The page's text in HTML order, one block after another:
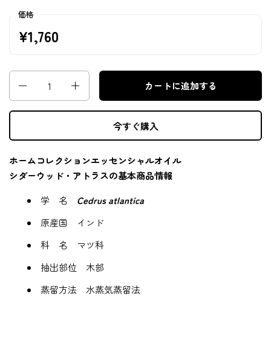
価格
¥1,760
カートに追加する
今すぐ購入
ホームコレクションエッセンシャルオイル
シダーウッド・アトラスの基本商品情報
学 名 Cedrus atlantica
原産国 インド
科 名 マツ科
抽出部位 木部
蒸留方法 水蒸気蒸留法